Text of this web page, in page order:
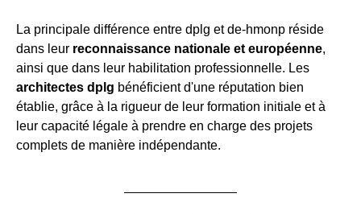
La principale différence entre dplg et de-hmonp réside
dans leur reconnaissance nationale et européenne,
ainsi que dans leur habilitation professionnelle. Les
architectes dplg bénéficient d'une réputation bien
établie, grâce à la rigueur de leur formation initiale et à
leur capacité légale à prendre en charge des projets
complets de manière indépendante.